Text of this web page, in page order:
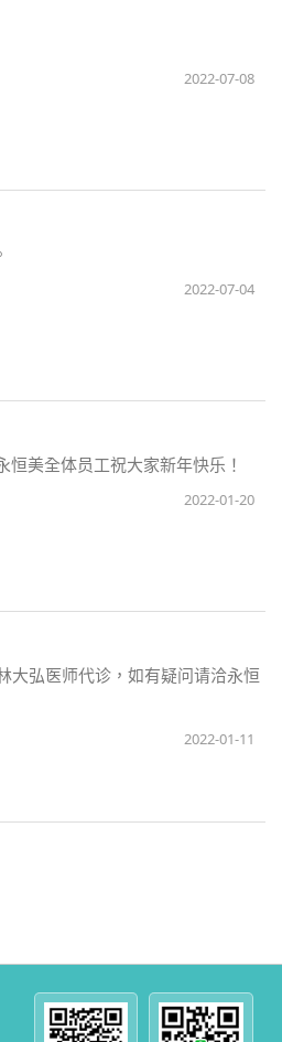
2022-07-08
2022-07-04
美全体员工祝大家新年快乐！
2022-01-20
大弘医师代诊，如有疑问请洽永恒
2022-01-11